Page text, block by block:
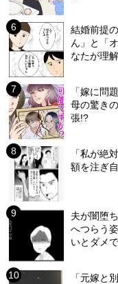
結婚前提
ん」と「
なたが理
「嫁に問
母の驚き
張!?
「私が絶
額を注ぎ
夫が闇堕
へつらう
いとダメ
「元嫁と